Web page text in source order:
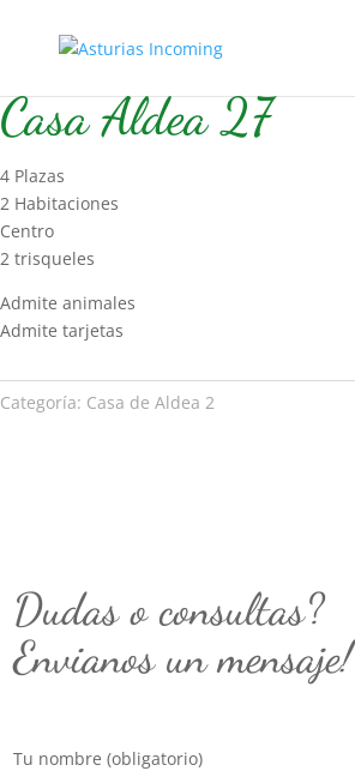
Casa Aldea 27
4 Plazas
2 Habitaciones
Centro
2 trisqueles
Admite animales
Admite tarjetas
Categoría: Casa de Aldea 2
Dudas o consultas?
Envianos un mensaje!
Tu nombre (obligatorio)